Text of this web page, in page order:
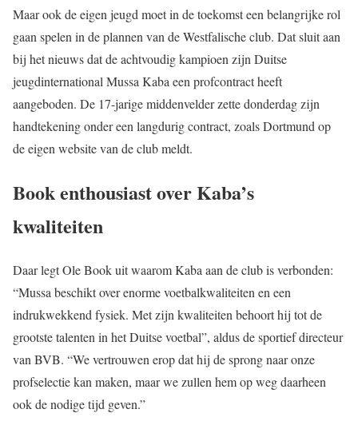
Maar ook de eigen jeugd moet in de toekomst een belangrijke rol
gaan spelen in de plannen van de Westfalische club. Dat sluit aan
bij het nieuws dat de achtvoudig kampioen zijn Duitse
jeugdinternational Mussa Kaba een profcontract heeft
aangeboden. De 17-jarige middenvelder zette donderdag zijn
handtekening onder een langdurig contract, zoals Dortmund op
de eigen website van de club meldt.
Book enthousiast over Kaba’s
kwaliteiten
Daar legt Ole Book uit waarom Kaba aan de club is verbonden:
“Mussa beschikt over enorme voetbalkwaliteiten en een
indrukwekkend fysiek. Met zijn kwaliteiten behoort hij tot de
grootste talenten in het Duitse voetbal”, aldus de sportief directeur
van BVB. “We vertrouwen erop dat hij de sprong naar onze
profselectie kan maken, maar we zullen hem op weg daarheen
ook de nodige tijd geven.”